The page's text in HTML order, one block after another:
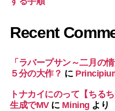
Recent
「ラバープサン～二月の
５分の大作？ に
トナカイにのって【ちる
生成でMVに Mining より